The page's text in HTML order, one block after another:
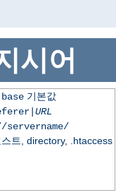
시어
base기본값
URL
servername/
트, directory, .htaccess